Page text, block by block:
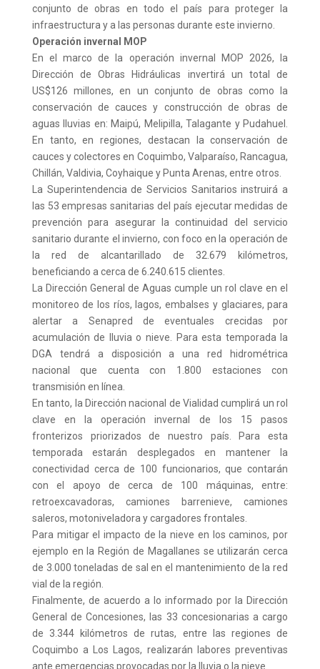
conjunto de obras en todo el país para proteger la
infraestructura y a las personas durante este invierno.
Operación invernal MOP
En el marco de la operación invernal MOP 2026, la
Dirección de Obras Hidráulicas invertirá un total de
US$126 millones, en un conjunto de obras como la
conservación de cauces y construcción de obras de
aguas lluvias en: Maipú, Melipilla, Talagante y Pudahuel.
En tanto, en regiones, destacan la conservación de
cauces y colectores en Coquimbo, Valparaíso, Rancagua,
Chillán, Valdivia, Coyhaique y Punta Arenas, entre otros.
La Superintendencia de Servicios Sanitarios instruirá a
las 53 empresas sanitarias del país ejecutar medidas de
prevención para asegurar la continuidad del servicio
sanitario durante el invierno, con foco en la operación de
la red de alcantarillado de 32.679 kilómetros,
beneficiando a cerca de 6.240.615 clientes.
La Dirección General de Aguas cumple un rol clave en el
monitoreo de los ríos, lagos, embalses y glaciares, para
alertar a Senapred de eventuales crecidas por
acumulación de lluvia o nieve. Para esta temporada la
DGA tendrá a disposición a una red hidrométrica
nacional que cuenta con 1.800 estaciones con
transmisión en línea.
En tanto, la Dirección nacional de Vialidad cumplirá un rol
clave en la operación invernal de los 15 pasos
fronterizos priorizados de nuestro país. Para esta
temporada estarán desplegados en mantener la
conectividad cerca de 100 funcionarios, que contarán
con el apoyo de cerca de 100 máquinas, entre:
retroexcavadoras, camiones barrenieve, camiones
saleros, motoniveladora y cargadores frontales.
Para mitigar el impacto de la nieve en los caminos, por
ejemplo en la Región de Magallanes se utilizarán cerca
de 3.000 toneladas de sal en el mantenimiento de la red
vial de la región.
Finalmente, de acuerdo a lo informado por la Dirección
General de Concesiones, las 33 concesionarias a cargo
de 3.344 kilómetros de rutas, entre las regiones de
Coquimbo a Los Lagos, realizarán labores preventivas
ante emergencias provocadas por la lluvia o la nieve.